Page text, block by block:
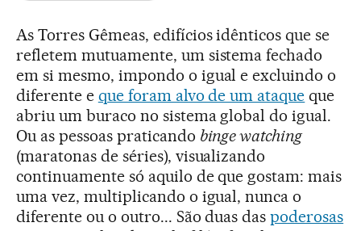
As Torres Gêmeas, edifícios idênticos que se
refletem mutuamente, um sistema fechado
em si mesmo, impondo o igual e excluindo o
diferente e que foram alvo de um ataque que
abriu um buraco no sistema global do igual.
Ou as pessoas praticando binge watching
(maratonas de séries), visualizando
continuamente só aquilo de que gostam: mais
uma vez, multiplicando o igual, nunca o
diferente ou o outro... São duas daspoderosas